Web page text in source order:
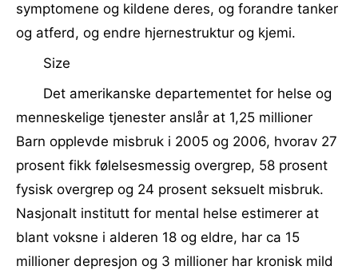
symptomene og kildene deres, og forandre tanker
og atferd, og endre hjernestruktur og kjemi.
Size
Det amerikanske departementet for helse og
menneskelige tjenester anslår at 1,25 millioner
Barn opplevde misbruk i 2005 og 2006, hvorav 27
prosent fikk følelsesmessig overgrep, 58 prosent
fysisk overgrep og 24 prosent seksuelt misbruk.
Nasjonalt institutt for mental helse estimerer at
blant voksne i alderen 18 og eldre, har ca 15
millioner depresjon og 3 millioner har kronisk mild